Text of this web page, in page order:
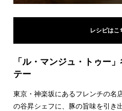
レシピはこ
「ル・マンジュ・トゥー
テー
東京・神楽坂にあるフレンチの名
の谷昇シェフに、豚の旨味を引き